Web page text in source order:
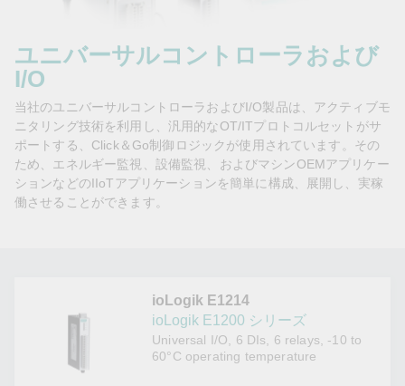
問い合わせ
ートナー・ゾーン
Moxa
ユニバーサルコントローラおよび
I/O
当社のユニバーサルコントローラおよびI/O製品は、アクティブモ
ニタリング技術を利用し、汎用的なOT/ITプロトコルセットがサ
ポートする、Click＆Go制御ロジックが使用されています。その
ため、エネルギー監視、設備監視、およびマシンOEMアプリケー
ションなどのIIoTアプリケーションを簡単に構成、展開し、実稼
働させることができます。
ioLogik E1214
ioLogik E1200 シリーズ
Universal I/O, 6 DIs, 6 relays, -10 to
60°C operating temperature